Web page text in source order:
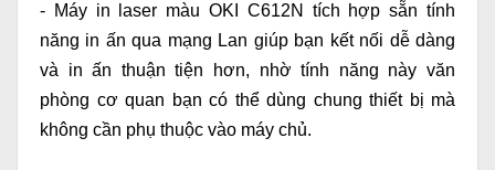
- Máy in laser màu OKI C612N
tích hợp sẵn tính
năng in ấn qua mạng Lan giúp bạn kết nối dễ dàng
và in ấn thuận tiện hơn, nhờ tính năng này văn
phòng cơ quan bạn có thể dùng chung thiết bị mà
không cần phụ thuộc vào máy chủ.